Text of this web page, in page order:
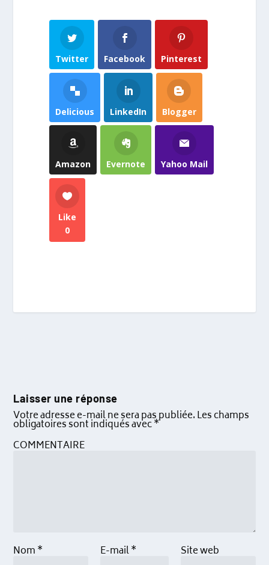
Twitter Facebook Pinterest
Delicious LinkedIn Blogger
Amazon Evernote Yahoo Mail
Like
0
Laisser une réponse
Votre adresse e-mail ne sera pas publiée.Les champs
obligatoires sont indiqués avec*
COMMENTAIRE
Nom* E-mail* Site web